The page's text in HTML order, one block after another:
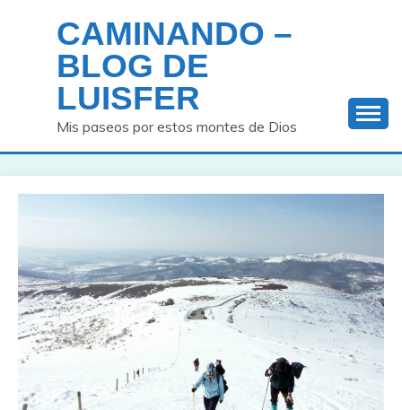
contenido
CAMINANDO –
BLOG DE
LUISFER
Mis paseos por estos montes de Dios